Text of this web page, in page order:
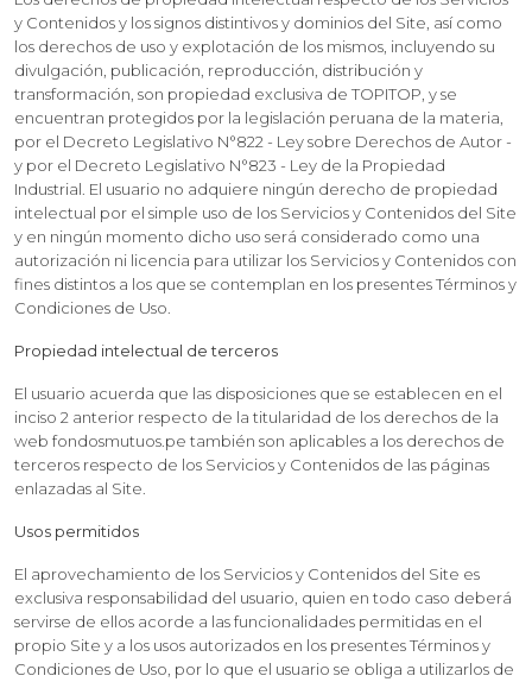
y Contenidos y los signos distintivos y dominios del Site, así como
los derechos de uso y explotación de los mismos, incluyendo su
divulgación, publicación, reproducción, distribución y
transformación, son propiedad exclusiva de TOPITOP, y se
encuentran protegidos por la legislación peruana de la materia,
por el Decreto Legislativo N°822 - Ley sobre Derechos de Autor -
y por el Decreto Legislativo N°823 - Ley de la Propiedad
Industrial. El usuario no adquiere ningún derecho de propiedad
intelectual por el simple uso de los Servicios y Contenidos del Site
y en ningún momento dicho uso será considerado como una
autorización ni licencia para utilizar los Servicios y Contenidos con
fines distintos a los que se contemplan en los presentes Términos y
Condiciones de Uso.
Propiedad intelectual de terceros
El usuario acuerda que las disposiciones que se establecen en el
inciso 2 anterior respecto de la titularidad de los derechos de la
web fondosmutuos.pe también son aplicables a los derechos de
terceros respecto de los Servicios y Contenidos de las páginas
enlazadas al Site.
Usos permitidos
El aprovechamiento de los Servicios y Contenidos del Site es
exclusiva responsabilidad del usuario, quien en todo caso deberá
servirse de ellos acorde a las funcionalidades permitidas en el
propio Site y a los usos autorizados en los presentes Términos y
Condiciones de Uso, por lo que el usuario se obliga a utilizarlos de